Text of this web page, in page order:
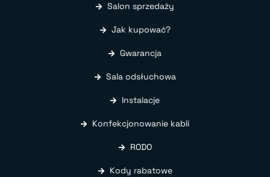
Salon sprzedaży
Jak kupować?
Gwarancja
Sala odsłuchowa
Instalacje
Konfekcjonowanie kabli
RODO
Kody rabatowe